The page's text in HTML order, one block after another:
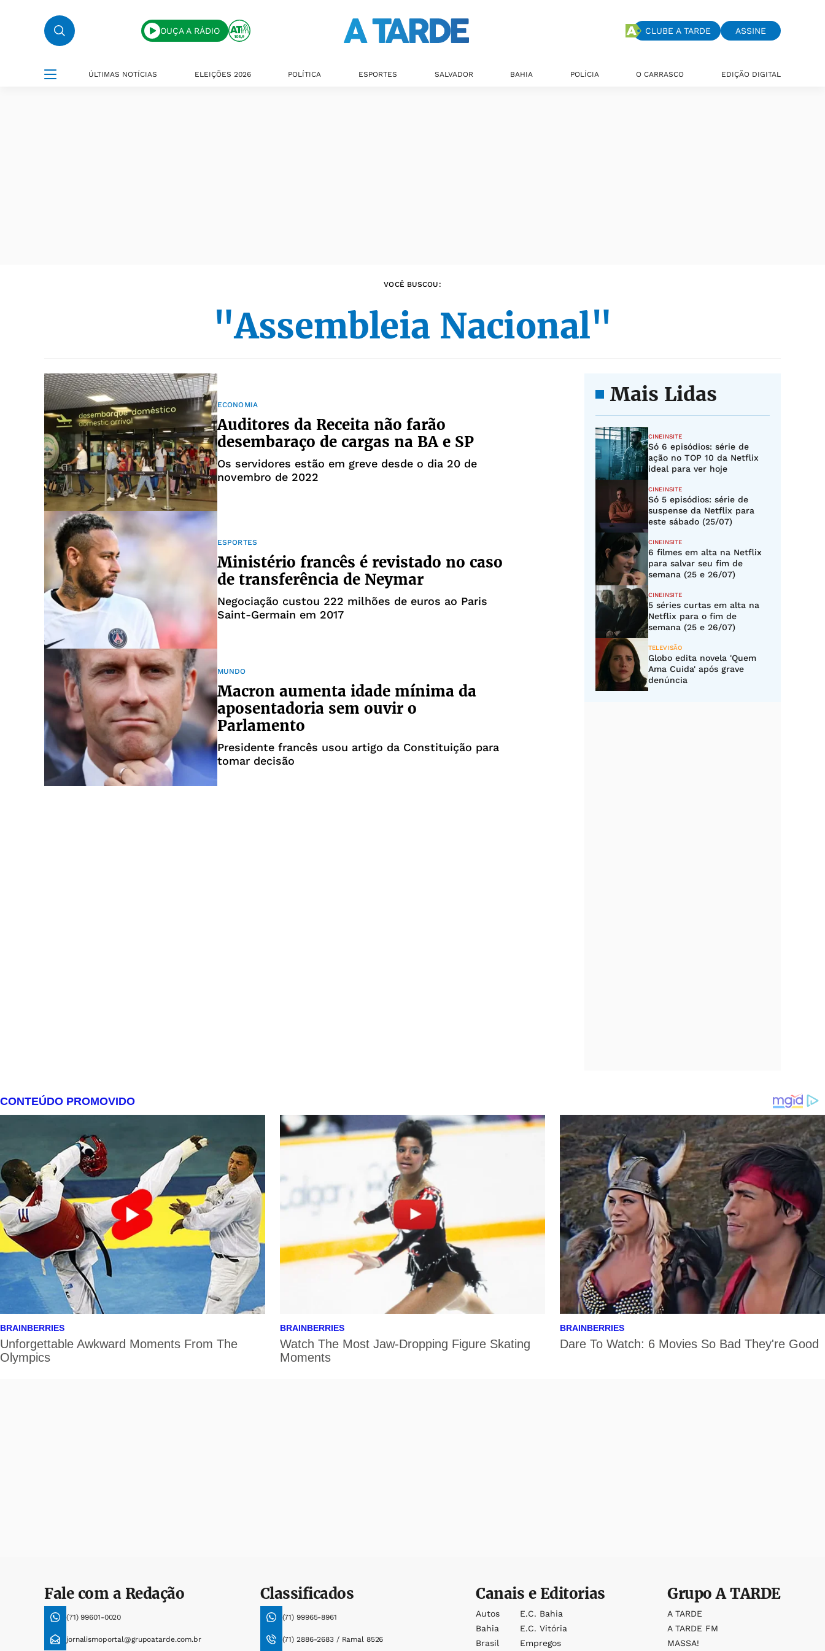
OUÇA A RÁDIO CLUBE A TARDE ASSINE
ÚLTIMAS NOTÍCIAS ELEIÇÕES 2026 POLÍTICA ESPORTES SALVADOR BAHIA POLÍCIA O CARRASCO EDIÇÃO DIGITAL
VOCÊ BUSCOU:
"Assembleia Nacional"
ECONOMIA
Auditores da Receita não farão
desembaraço de cargas na BA e SP
Os servidores estão em greve desde o dia 20 de
novembro de 2022
ESPORTES
Ministério francês é revistado no caso
de transferência de Neymar
Negociação custou 222 milhões de euros ao Paris
Saint-Germain em 2017
MUNDO
Macron aumenta idade mínima da
aposentadoria sem ouvir o
Parlamento
Presidente francês usou artigo da Constituição para
tomar decisão
Mais Lidas
CINEINSITE
Só 6 episódios: série de
ação no TOP 10 da Netflix
ideal para ver hoje
CINEINSITE
Só 5 episódios: série de
suspense da Netflix para
este sábado (25/07)
CINEINSITE
6 filmes em alta na Netflix
para salvar seu fim de
semana (25 e 26/07)
CINEINSITE
5 séries curtas em alta na
Netflix para o fim de
semana (25 e 26/07)
TELEVISÃO
Globo edita novela 'Quem
Ama Cuida' após grave
denúncia
Fale com a Redação
(71) 99601-0020
jornalismoportal@grupoatarde.com.br
Classificados
(71) 99965-8961
(71) 2886-2683 / Ramal 8526
Canais e Editorias
Autos
Bahia
Brasil
E.c. Bahia
E.c. Vitória
Empregos
GrupoA TARDE
A TARDE
A TARDE FM
MASSA!